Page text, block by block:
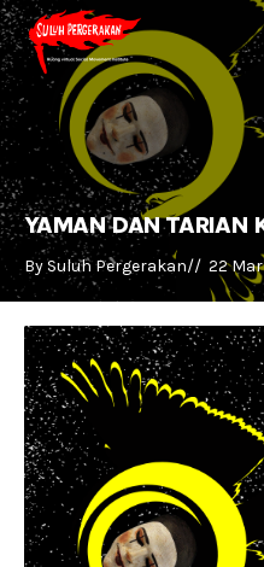
YAMAN DAN TARIAN
By Suluh Pergerakan// 22